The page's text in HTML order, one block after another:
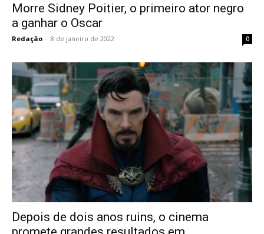
Morre Sidney Poitier, o primeiro ator negro
a ganhar o Oscar
Redação - 8 de janeiro de 2022 0
Depois de dois anos ruins, o cinema